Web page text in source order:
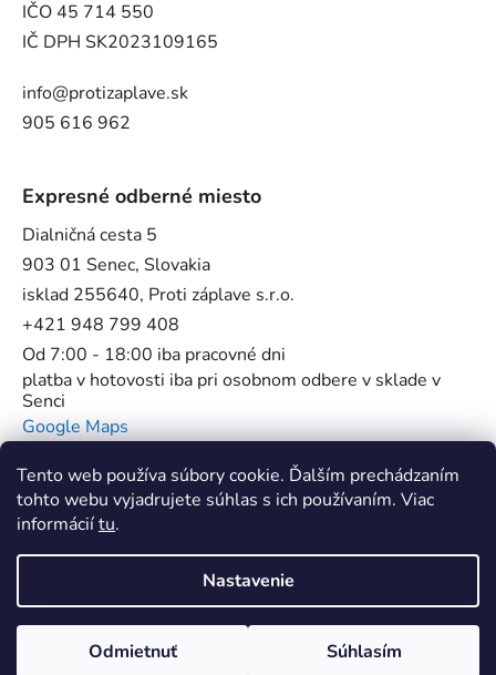
Tento web používa súbory cookie. Ďalším prechádzaním
tohto webu vyjadrujete súhlas s ich používaním. Viac
informáciítu.
Nastavenie
Odmietnuť Súhlasím
IČO 45 714 550
IČ DPH SK2023109165
info@protizaplave.sk
905 616 962
Expresné odberné miesto
Dialničná cesta 5
903 01 Senec, Slovakia
isklad 255640, Proti záplave s.r.o.
+421 948 799 408
Od 7:00 - 18:00 iba pracovné dni
platba v hotovosti iba pri osobnom odbere v sklade v
Senci
Google Maps
Flowstop - Proti povodňové bariéry //
SUP Star Pump - Špecialista na pumpy
Vytvoril Shoptet
Copyright 2026
. Všetky práva